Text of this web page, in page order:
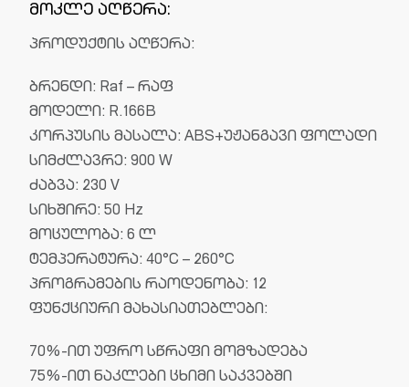
მოკლე აღწერა:
პროდუქტის აღწერა:
ბრენდი: Raf – რაფ
მოდელი: R.166B
კორპუსის მასალა: ABS+უჟანგავი ფოლადი
სიმძლავრე: 900 W
ძაბვა: 230 V
სიხშირე: 50 Hz
მოცულობა: 6 ლ
ტემპერატურა: 40°C – 260°C
პროგრამების რაოდენობა: 12
ფუნქციური მახასიათებლები:
70%-ით უფრო სწრაფი მომზადება
75%-ით ნაკლები ცხიმი საკვებში